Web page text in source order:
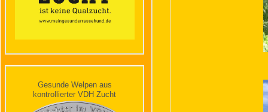
Gesunde Welpen aus
kontrollierter VDH Zucht